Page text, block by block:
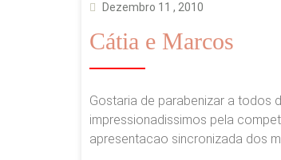
Dezembro 11 , 2010
Cátia e Marcos
Gostaria de parabenizar a todos
impressionadissimos pela
apresentacao sincronizada dos